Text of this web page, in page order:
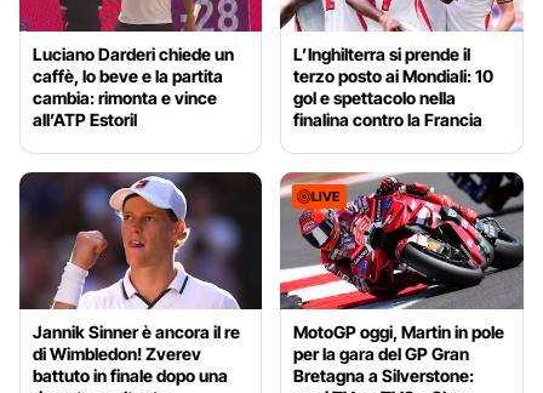
Luciano Darderi chiede un
caffè, lo beve e la partita
cambia: rimonta e vince
all’ATP Estoril
L’Inghilterra si prende il
terzo posto ai Mondiali: 10
gol e spettacolo nella
finalina contro la Francia
Jannik Sinner è ancora il re
di Wimbledon! Zverev
battuto in finale dopo una
LIVE
MotoGP oggi, Martin in pole
per la gara del GP Gran
Bretagna a Silverstone: